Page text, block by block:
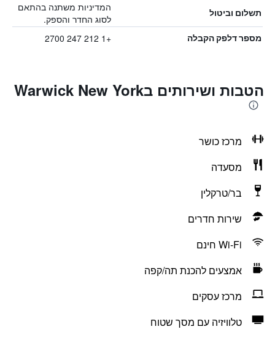
תשלום וביטול
המדיניות משתנה בהתאם
לסוג החדר והספק.
מספר דלפק הקבלה +1 212 247 2700
הטבות ושירותים בWarwick New York
מרכז כושר
מסעדה
בר/טרקלין
שירות חדרים
Wi-Fi חינם
אמצעים להכנת תה/קפה
מרכז עסקים
טלוויזיה עם מסך שטוח